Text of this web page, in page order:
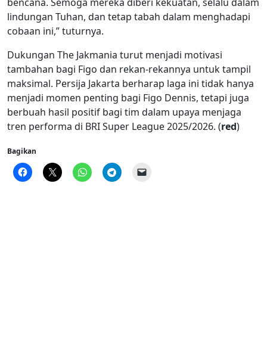
lindungan Tuhan, dan tetap tabah dalam menghadapi
cobaan ini,” tuturnya.
Dukungan The Jakmania turut menjadi motivasi
tambahan bagi Figo dan rekan-rekannya untuk tampil
maksimal. Persija Jakarta berharap laga ini tidak hanya
menjadi momen penting bagi Figo Dennis, tetapi juga
berbuah hasil positif bagi tim dalam upaya menjaga
tren performa di BRI Super League 2025/2026. (red)
Bagikan